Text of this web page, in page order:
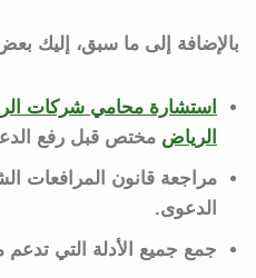
بالإضافة إلى ما سبق، إليك
استشارة محامي شركات
الرياض مختص قبل رفع
مراجعة قانون المرافعات
الدعوى.
جمع جميع الأدلة التي